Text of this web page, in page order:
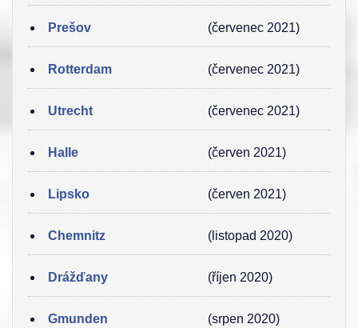
Prešov (červenec 2021)
Rotterdam (červenec 2021)
Utrecht (červenec 2021)
Halle (červen 2021)
Lipsko (červen 2021)
Chemnitz (listopad 2020)
Drážďany (říjen 2020)
Gmunden (srpen 2020)